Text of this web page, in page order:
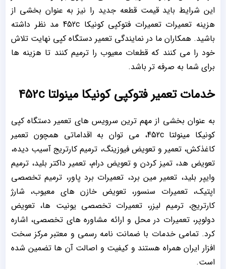
این شرایط باید قیمت قطعه جدید را نیز به عنوان بخشی از
هزینه تعمیرات تعمیرات فتوکپی کونیکا 452c مد نظر داشته
باشید. همکاران ما در نمایندگی تعمیر دستگاه کپی نهایت تلاش
خود را می کنند که قطعات معیوب را ترمیم کنند تا هزینه ها
برای شما به صرفه تر باشد.
خدمات تعمیر فتوکپی کونیکا مینولتا 452c
به عنوان بخشی از مهم ترین سرویس های تعمیر دستگاه کپی
کونیکا مینولتا 452c، می توان به اقداماتی همچون تعمیر
کاغذکش، تعمیر و تعویض فیوزینگ، ترمیم کارتریج آسیب دیده،
تعویض هد، تمیز کردن و تعویض درام، تعمیر داکتر بلید، ترمیم
وایپر بلید، تعمیر مین برد، تعمیرات برد پاور، ترمیم تخصصی
اپتیک، تعمیرات سنسور، تعویض خازن های معیوب، شارژ
کارتریج، ترمیم لیزر، تعمیرات تخصصی یونیت ها، تعویض
دولوپر، تعمیرات در محل و ارائه مشاوره های تخصصی، اشاره
کرد. تمامی خدمات با ضمانت نامه رسمی و معتبر مرکز سخت
افزار ایران همراه هستند و کیفیت و اصالت آن ها تضمین شده
است.